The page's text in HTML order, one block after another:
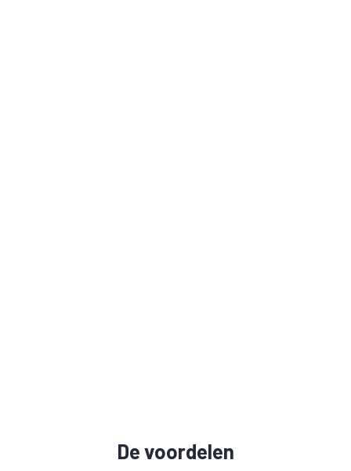
De voordelen